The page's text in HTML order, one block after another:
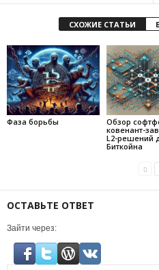
СХОЖИЕ СТАТЬИ
Фаза борьбы
Обзор
ковенант-
L2-решений
Биткойна
ОСТАВЬТЕ ОТВЕТ
Зайти через: